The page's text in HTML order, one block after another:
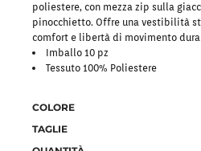
poliestere, con mezza zip sulla
pinocchietto. Offre una vestibilità
comfort e libertà di movimento
Imballo 10 pz
Tessuto 100% Poliestere
COLORE
TAGLIE